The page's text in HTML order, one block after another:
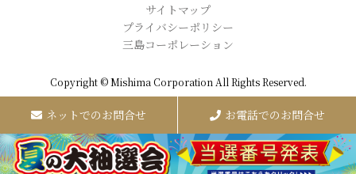
サイトマップ
プライバシーポリシー
三島コーポレーション
Copyright © Mishima Corporation All Rights Reserved.
ネットでのお問合せ お電話でのお問合せ